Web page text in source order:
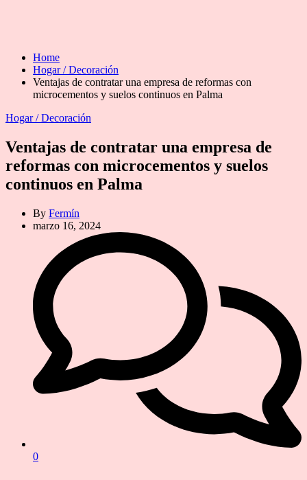
Home
Hogar / Decoración
Ventajas de contratar una empresa de reformas con
microcementos y suelos continuos en Palma
Categories
Hogar / Decoración
Ventajas de contratar una empresa de
reformas con microcementos y suelos
continuos en Palma
By Fermín
marzo 16, 2024
0